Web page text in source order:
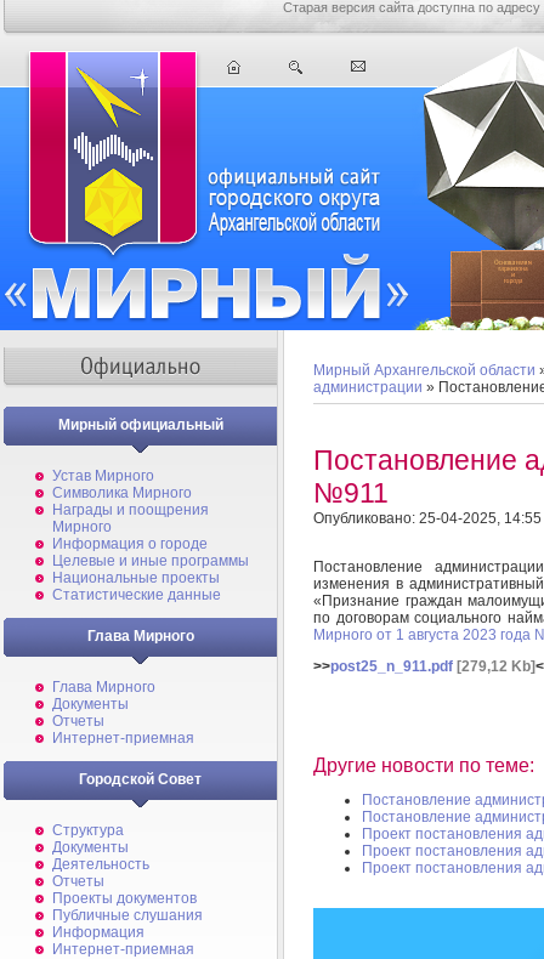
Старая версия сайта доступна по адресу
Мирный официальный
Устав Мирного
Символика Мирного
Награды и поощрения
Мирного
Информация о городе
Целевые и иные программы
Национальные проекты
Статистические данные
Глава Мирного
Глава Мирного
Документы
Отчеты
Интернет-приемная
Городской Совет
Структура
Документы
Деятельность
Отчеты
Проекты документов
Публичные слушания
Информация
Интернет-приемная
Мирный Архангельской области
администрации »
Постановление
№911
Опубликовано: 25-04-2025, 14:55
Постановление
изменения в
«Признание граждан
по договорам социального
Мирного от 1 августа 2023 года
>>post25_n_911.pdf [279,12 Kb]
Другие новости по теме:
Постановление
Постановление
Проект постановления
Проект постановления
Проект постановления